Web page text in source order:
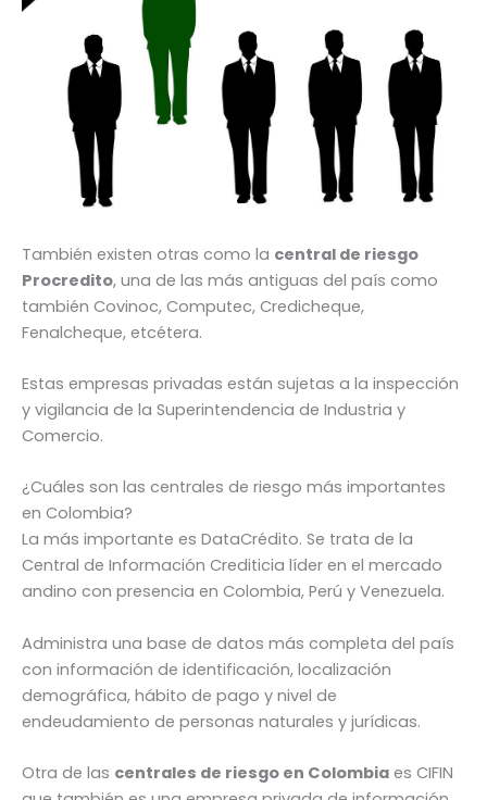
También existen otras como la central de riesgo
Procredito, una de las más antiguas del país como
también Covinoc, Computec, Credicheque,
Fenalcheque, etcétera.
Estas empresas privadas están sujetas a la inspección
y vigilancia de la Superintendencia de Industria y
Comercio.
¿Cuáles son las centrales de riesgo más importantes
en Colombia?
La más importante es DataCrédito. Se trata de la
Central de Información Crediticia líder en el mercado
andino con presencia en Colombia, Perú y Venezuela.
Administra una base de datos más completa del país
con información de identificación, localización
demográfica, hábito de pago y nivel de
endeudamiento de personas naturales y jurídicas.
Otra de las centrales de riesgo en Colombia es CIFIN